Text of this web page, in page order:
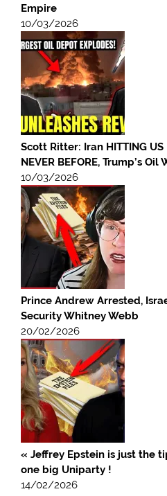
Empire
10/03/2026
Scott Ritter: Iran HITTING US
NEVER BEFORE, Trump’s Oil
10/03/2026
Prince Andrew Arrested,
Security Whitney Webb
20/02/2026
« Jeffrey Epstein is just the
one big Uniparty !
14/02/2026